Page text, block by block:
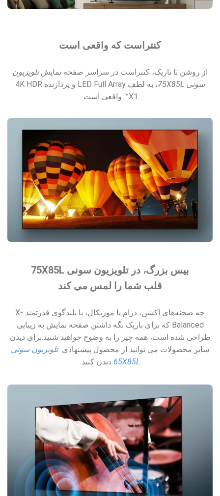
کنتراست که واقعی است
از روشن تا تاریک، کنتراست در سراسر صفحه نمایشتلویزیون
سونی 75X85L
، به لطف LED Full Array و پردازنده 4K HDR
X1™ واقعی است.
بیس بزرگ، در تلویزیون سونی 75X85L
قلب شما را لمس می کند
چه صحنه‌های اکشن، درام یا موزیکال، با بلندگوی قدرتمند X-
Balanced که برای باریک نگه داشتن صفحه نمایش به زیبایی
طراحی شده است، همه چیز را به وضوح خواهید شنید.برای دیدن
سایر محصولات می توانید از محصول پیشنهادی تلویزیون سونی
65X85L دیدن کنید.